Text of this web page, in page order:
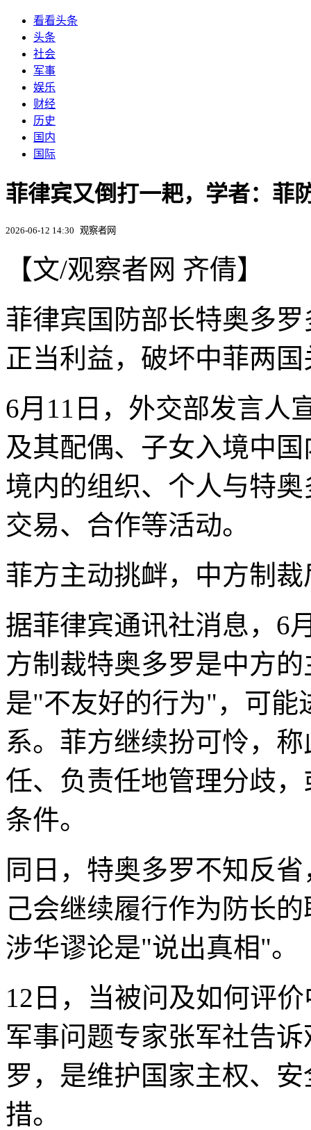
看看头条
头条
社会
军事
娱乐
财经
历史
国内
国际
菲律宾又倒打一耙，学者：菲
2026-06-12 14:30 观察者网
【文/观察者网 齐倩】
菲律宾国防部长特奥多
正当利益，破坏中菲两
6月11日，外交部发言人
及其配偶、子女入境中
境内的组织、个人与特
交易、合作等活动。
菲方主动挑衅，中方制
据菲律宾通讯社消息，6
方制裁特奥多罗是中方
是"不友好的行为"，可能
系。菲方继续扮可怜，
任、负责任地管理分歧
条件。
同日，特奥多罗不知反
己会继续履行作为防长
涉华谬论是"说出真相"。
12日，当被问及如何评
军事问题专家张军社告
罗，是维护国家主权、
措。